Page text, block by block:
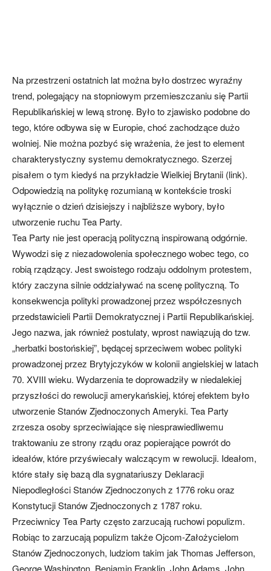
Na przestrzeni ostatnich lat można było dostrzec wyraźny
trend, polegający na stopniowym przemieszczaniu się Partii
Republikańskiej w lewą stronę. Było to zjawisko podobne do
tego, które odbywa się w Europie, choć zachodzące dużo
wolniej. Nie można pozbyć się wrażenia, że jest to element
charakterystyczny systemu demokratycznego. Szerzej
pisałem o tym kiedyś na przykładzie Wielkiej Brytanii (link).
Odpowiedzią na politykę rozumianą w kontekście troski
wyłącznie o dzień dzisiejszy i najbliższe wybory, było
utworzenie ruchu Tea Party.
Tea Party nie jest operacją polityczną inspirowaną odgórnie.
Wywodzi się z niezadowolenia społecznego wobec tego, co
robią rządzący. Jest swoistego rodzaju oddolnym protestem,
który zaczyna silnie oddziaływać na scenę polityczną. To
konsekwencja polityki prowadzonej przez współczesnych
przedstawicieli Partii Demokratycznej i Partii Republikańskiej.
Jego nazwa, jak również postulaty, wprost nawiązują do tzw.
„herbatki bostońskiej”, będącej sprzeciwem wobec polityki
prowadzonej przez Brytyjczyków w kolonii angielskiej w latach
70. XVIII wieku. Wydarzenia te doprowadziły w niedalekiej
przyszłości do rewolucji amerykańskiej, której efektem było
utworzenie Stanów Zjednoczonych Ameryki. Tea Party
zrzesza osoby sprzeciwiające się niesprawiedliwemu
traktowaniu ze strony rządu oraz popierające powrót do
ideałów, które przyświecały walczącym w rewolucji. Ideałom,
które stały się bazą dla sygnatariuszy Deklaracji
Niepodległości Stanów Zjednoczonych z 1776 roku oraz
Konstytucji Stanów Zjednoczonych z 1787 roku.
Przeciwnicy Tea Party często zarzucają ruchowi populizm.
Robiąc to zarzucają populizm także Ojcom-Założycielom
Stanów Zjednoczonych, ludziom takim jak Thomas Jefferson,
George Washington, Benjamin Franklin, John Adams, John